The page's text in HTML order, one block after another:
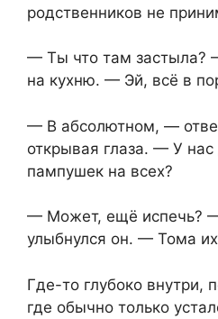
родственников не
— Ты что там застыла?
на кухню. — Эй, всё в
— В абсолютном, —
открывая глаза. — У нас
пампушек на всех?
— Может, ещё испечь?
улыбнулся он. — Тома
Где-то глубоко
где обычно только